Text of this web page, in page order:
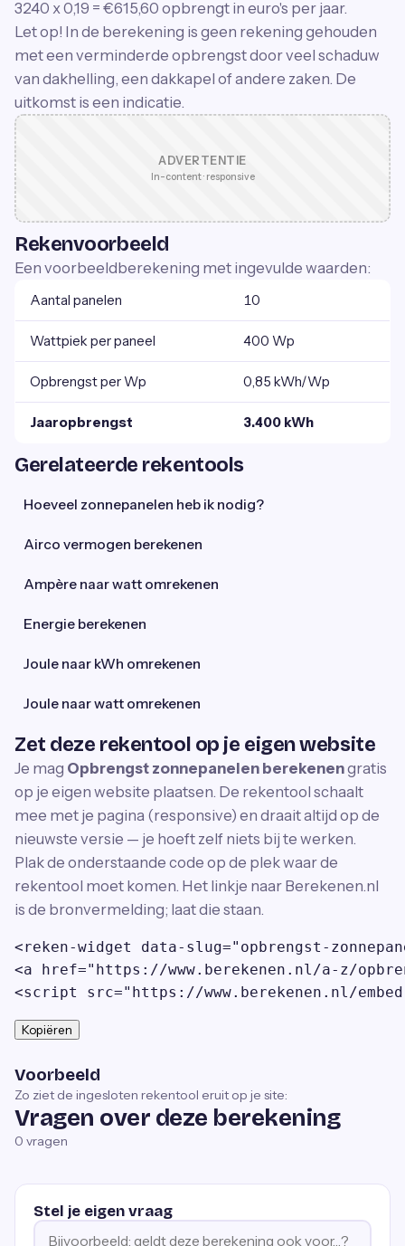
3240 x 0,19 = €615,60 opbrengt in euro's per jaar.
Let op! In de berekening is geen rekening gehouden
met een verminderde opbrengst door veel schaduw
van dakhelling, een dakkapel of andere zaken. De
uitkomst is een indicatie.
ADVERTENTIE
In-content · responsive
Rekenvoorbeeld
Een voorbeeldberekening met ingevulde waarden:
Aantal panelen 10
Wattpiek per paneel 400 Wp
Opbrengst per Wp 0,85 kWh/Wp
Jaaropbrengst 3.400 kWh
Gerelateerde rekentools
Hoeveel zonnepanelen heb ik nodig?
Airco vermogen berekenen
Ampère naar watt omrekenen
Energie berekenen
Joule naar kWh omrekenen
Joule naar watt omrekenen
Zet deze rekentool op je eigen website
Je mag Opbrengst zonnepanelen berekenengratis
op je eigen website plaatsen. De rekentool schaalt
mee met je pagina (responsive) en draait altijd op de
nieuwste versie — je hoeft zelf niets bij te werken.
Plak de onderstaande code op de plek waar de
rekentool moet komen. Het linkje naar Berekenen.nl
is de bronvermelding; laat die staan.
<reken-widget data-slug="opbrengst-
<a href="https://www.berekenen.nl/a-z/
<script src="https://www.berekenen.nl/
Kopiëren
Voorbeeld
Zo ziet de ingesloten rekentool eruit op je site:
Vragen over deze berekening
0 vragen
Stel je eigen vraag